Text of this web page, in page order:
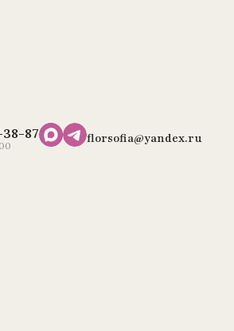
38-87 florsofia@yandex.ru